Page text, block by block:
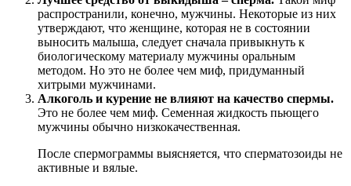
распространили, конечно, мужчины. Некоторые из них
утверждают, что женщине, которая не в состоянии
выносить малыша, следует сначала привыкнуть к
биологическому материалу мужчины оральным
методом. Но это не более чем миф, придуманный
хитрыми мужчинами.
Алкоголь и курение не влияют на качество спермы.
Это не более чем миф. Семенная жидкость пьющего
мужчины обычно низкокачественная.
После спермограммы выясняется, что сперматозоиды не
активные и вялые.